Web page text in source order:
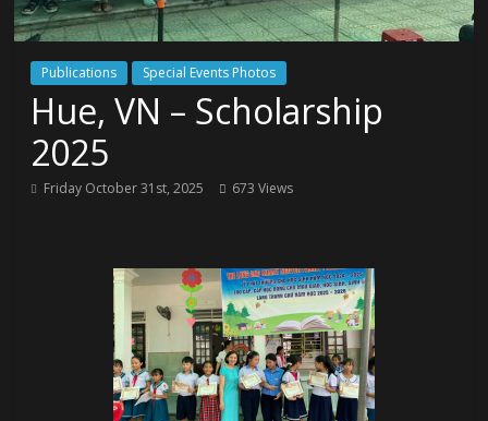
Publications Special Events Photos
Hue, VN – Scholarship
2025
Friday October 31st, 2025 673 Views